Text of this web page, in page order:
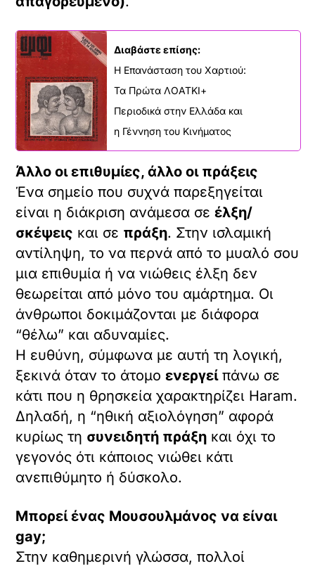
Διαβάστε επίσης:
Η Επανάσταση του Χαρτιού:
Τα Πρώτα ΛΟΑΤΚΙ+
Περιοδικά στην Ελλάδα και
η Γέννηση του Κινήματος
Άλλο οι επιθυμίες, άλλο οι πράξεις
Ένα σημείο που συχνά παρεξηγείται
είναι η διάκριση ανάμεσα σεέλξη/
σκέψεις και σε πράξη. Στην ισλαμική
αντίληψη, το να περνά από το μυαλό σου
μια επιθυμία ή να νιώθεις έλξη δεν
θεωρείται από μόνο του αμάρτημα. Οι
άνθρωποι δοκιμάζονται με διάφορα
“θέλω” και αδυναμίες.
Η ευθύνη, σύμφωνα με αυτή τη λογική,
ξεκινά όταν το άτομοενεργείπάνω σε
κάτι που η θρησκεία χαρακτηρίζει Haram.
Δηλαδή, η “ηθική αξιολόγηση” αφορά
κυρίως τη συνειδητή πράξη και όχι το
γεγονός ότι κάποιος νιώθει κάτι
ανεπιθύμητο ή δύσκολο.
Μπορεί ένας Μουσουλμάνος να είναι
gay;
Στην καθημερινή γλώσσα, πολλοί